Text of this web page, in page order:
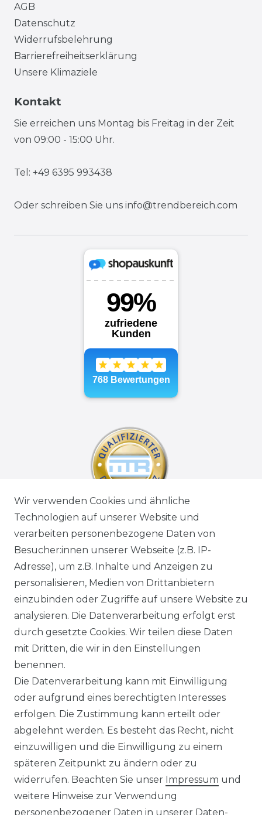
AGB
Datenschutz
Widerrufsbelehrung
Barrierefreiheitserklärung
Unsere Klimaziele
Kontakt
Sie erreichen uns Montag bis Freitag in der Zeit
von 09:00 - 15:00 Uhr.
Tel: +49 6395 993438
Oder schreiben Sie uns info@trendbereich.com
Wir verwenden Cookies und ähnliche
Technologien auf unserer Website und
verarbeiten personenbezogene Daten von
Besucher:innen unserer Webseite (z.B. IP-
Adresse), um z.B. Inhalte und Anzeigen zu
personalisieren, Medien von Drittanbietern
einzubinden oder Zugriffe auf unsere Website zu
analysieren. Die Datenverarbeitung erfolgt erst
durch gesetzte Cookies. Wir teilen diese Daten
mit Dritten, die wir in den Einstellungen
benennen.
Die Datenverarbeitung kann mit Einwilligung
oder aufgrund eines berechtigten Interesses
erfolgen. Die Zustimmung kann erteilt oder
abgelehnt werden. Es besteht das Recht, nicht
einzuwilligen und die Einwilligung zu einem
späteren Zeitpunkt zu ändern oder zu
widerrufen. Beachten Sie unser Impressum und
weitere Hinweise zur Verwendung
personenbezogener Daten in unserer Daten­